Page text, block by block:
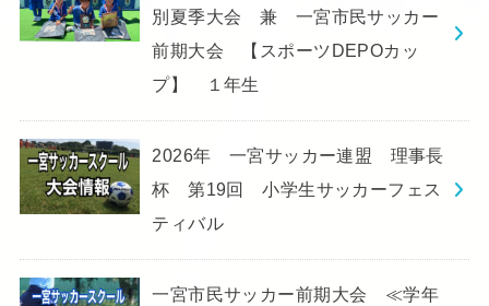
別夏季大会 兼 一宮市民サッカー
前期大会 【スポーツDEPOカッ
プ】 １年生
2026年 一宮サッカー連盟 理事長
杯 第19回 小学生サッカーフェス
ティバル
一宮市民サッカー前期大会 ≪学年